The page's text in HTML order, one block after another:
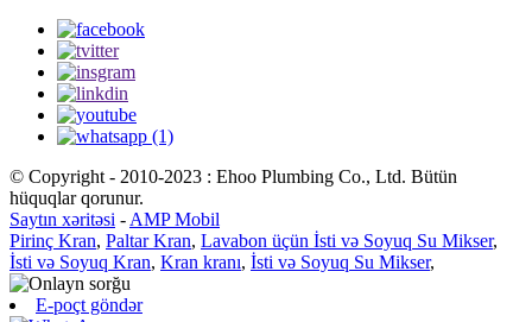
© Copyright - 2010-2023 : Ehoo Plumbing Co., Ltd. Bütün
hüquqlar qorunur.
Saytın xəritəsi - AMP Mobil
Pirinç Kran, Paltar Kran, Lavabon üçün İsti və Soyuq Su Mikser,
İsti və Soyuq Kran, Kran kranı, İsti və Soyuq Su Mikser,
E-poçt göndər